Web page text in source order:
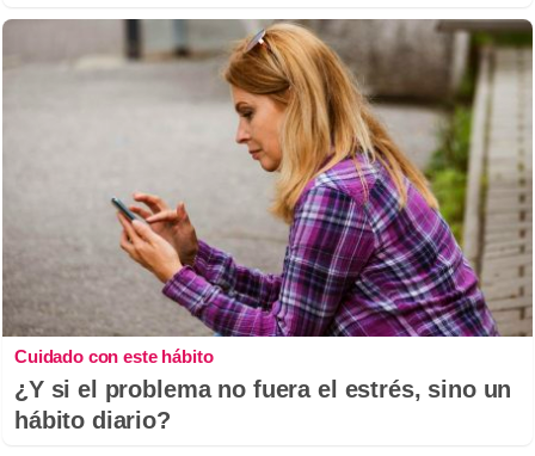
Cuidado con este hábito
¿Y si el problema no fuera el estrés, sino un
hábito diario?